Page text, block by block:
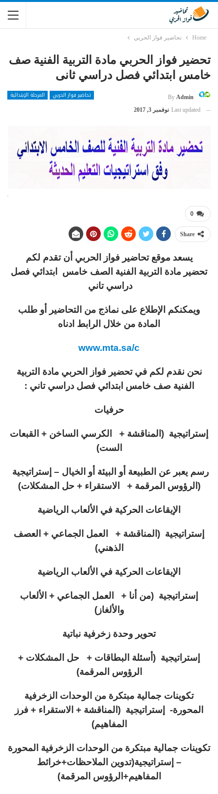
Home تحاضير فواز الحربي
تحضير فواز الحربي مادة التربية الفنية صف
خامس ابتدائي فصل دراسي ثانى
تحاضير فواز الحربي المرحلة الإبتدائية By Admin
Last updated نوفمبر 3, 2017
0
Share
يسعد موقع تحاضير فواز الحربي أن تقدم لكم
تحضير مادة التربية الفنية الصف خامس ابتدائي فصل
دراسي تاني
ويمكنكم الإطلاع على نماذج من التحاضير أو طلب
المادة من خلال الرابط ادناه
www.mta.sa/c
نحن نقدم لكم في تحضير فواز الحربي مادة التربية
الفنية صف خامس ابتدائي فصل دراسي تاني :
حرفيات
إستراتيجية (المناقشة + الكرسي الساخن + القبعات
الست)
رسم يعبر عن الطبيعة أو البيئة أو الخيال – إستراتيجية
(الرؤوس المرقمة + الاستقراء + حل المشكلات)
الإيقاعات الحركية في الألعاب الرياضية
إستراتيجية (المناقشة + العمل الجماعي + العصف
الذهني)
الإيقاعات الحركية في الألعاب الرياضية
إستراتيجية (من أنا + العمل الجماعي + الألعاب
والألغاز)
تحوير وحدة زخرفية نباتية
إستراتيجية (أسئلة البطاقات + حل المشكلات +
الرؤوس المرقمة)
تكوينات جمالية مبتكرة من الوحدات الزخرفية
المحورة-
إستراتيجية (المناقشة + الاستقراء + فرز
المفاهيم)
تكوينات جمالية مبتكرة من الوحدات الزخرفية المحورة
– إستراتيجية(تدوين الملاحظات+خرائط
المفاهيم+الرؤوس المرقمة)